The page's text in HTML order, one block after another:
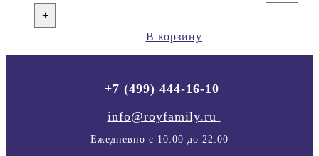
+
В корзину
+7 (499) 444-16-10
info@royfamily.ru
Ежедневно с 10:00 до 22:00